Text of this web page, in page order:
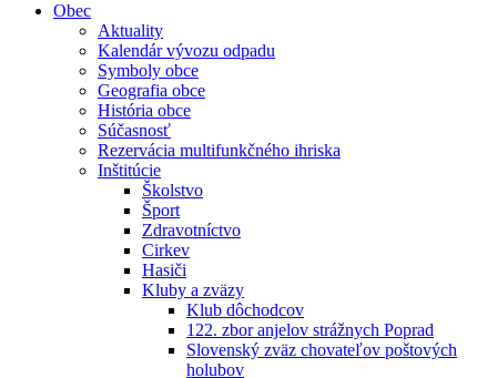
Obec
Aktuality
Kalendár vývozu odpadu
Symboly obce
Geografia obce
História obce
Súčasnosť
Rezervácia multifunkčného ihriska
Inštitúcie
Školstvo
Šport
Zdravotníctvo
Cirkev
Hasiči
Kluby a zväzy
Klub dôchodcov
122. zbor anjelov strážnych Poprad
Slovenský zväz chovateľov poštových
holubov